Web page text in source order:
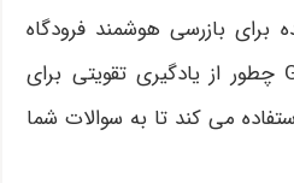
برای بازرسی هوشمند فرودگاه
استفاده می کند و Google چطور از یادگیری تقویتی برای
می کند تا به سوالات شما